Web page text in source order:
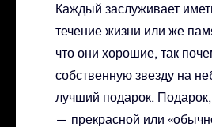
Каждый заслуживает
течение жизни или же
что они хорошие, так
собственную звезду на
лучший подарок.
— прекрасной или